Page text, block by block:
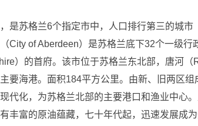
苏格兰6个指定市中，人口排行第三的城市
City of Aberdeen）是苏格兰底下32个一级行
）的首府。该市位于苏格兰东北部，唐河（
要海港。面积184平方公里。由新、旧两区
代化，为苏格兰北部的主要港口和渔业中心
丰富的原油蕴藏，七十年代起，迅速发展成